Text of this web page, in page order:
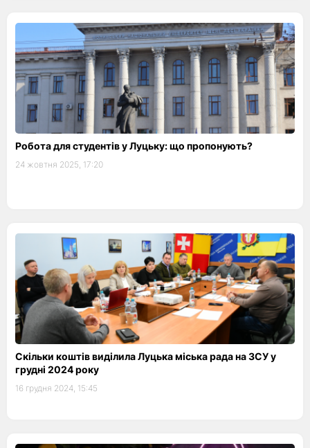
Робота для студентів у Луцьку: що пропонують?
24 жовтня 2025, 17:20
Скільки коштів виділила Луцька міська рада на ЗСУ у
грудні 2024 року
16 грудня 2024, 15:45